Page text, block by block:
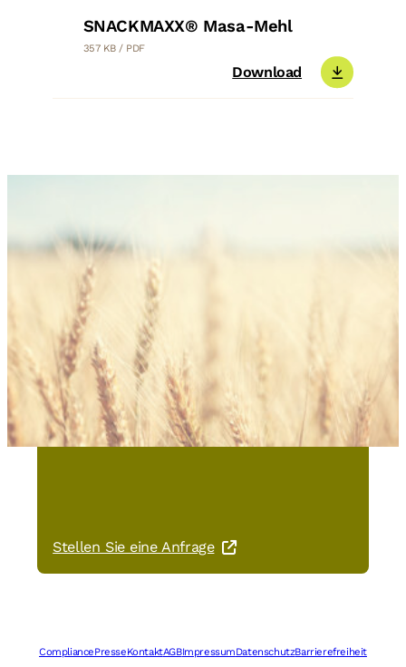
SNACKMAXX® Masa-Mehl
357 KB / PDF
Download
Sie haben Interesse an MASA
Taco Flour 700Y?
Stellen Sie eine Anfrage
CompliancePresseKontaktAGBImpressumDatenschutzBarrierefreiheit